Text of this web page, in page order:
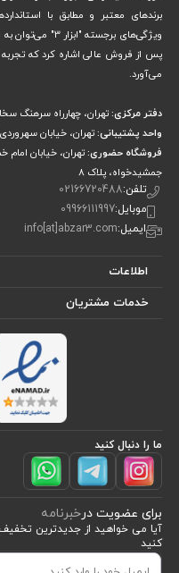
برندهای معتبر و مطابق با
ویژگی‌های
پس از فروش عالی اشاره کرد که
می‌آورد.
دفتر مرکزی:تهران، چهارراه سرهنگ
واحد پشتیبانی:تهران، خیابان سهروردی
فروشگاه حضوری:تهران، خیابان
جمشیدخواه، پلاک ۸
تلفن:02166720488
موبایل:09966111997
ایمیل:info[at]abzar3.com
اطلاعات
خدمات مشتریان
ما را دنبال کنید
برای عضویت درخبرنامه
آیا می خواهید از جدید‌ترین
کنید